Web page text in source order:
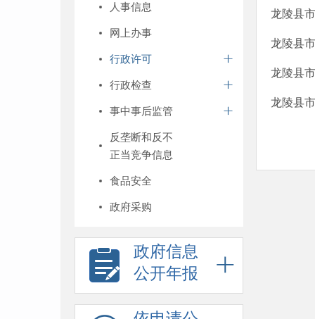
人事信息
网上办事
行政许可
行政检查
事中事后监管
反垄断和反不
正当竞争信息
食品安全
政府采购
政府信息
公开年报
龙陵县
龙陵县
龙陵县
龙陵县